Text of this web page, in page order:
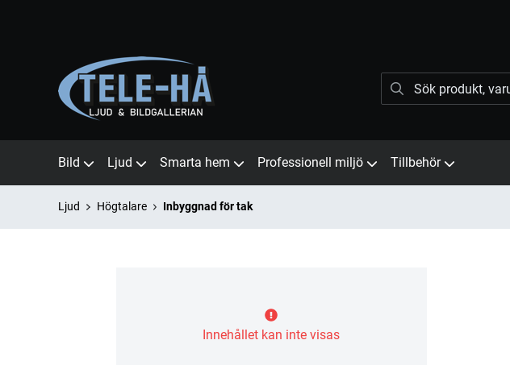
Bild Ljud Smarta hem Professionell miljö Tillbehör
Ljud Högtalare Inbyggnad för tak
Innehållet kan inte visas